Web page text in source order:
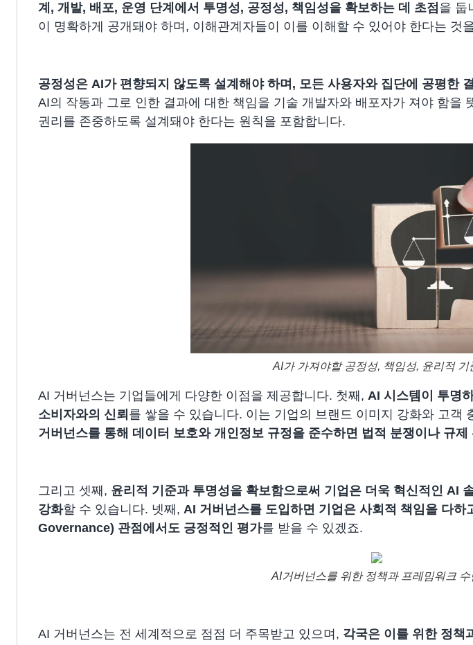
계, 개발, 배포, 운영 단계에서 투명성, 공정성, 책임성을 확보하는 데 초점 을 둡
이 명확하게 공개돼야 하며, 이해관계자들이 이를 이해할 수 있어야 한다는 것
공정성은 AI가 편향되지 않도록 설계해야 하며, 모든 사용자와 집단에 공평한
AI의 작동과 그로 인한 결과에 대한 책임을 기술 개발자와 배포자가 져야 함을
권리를 존중하도록 설계돼야 한다는 원칙을 포함합니다.
AI가 가져야할 공정성, 책임성, 윤리적 기
AI 거버넌스는 기업들에게 다양한 이점을 제공합니다. 첫째, AI 시스템이 투명
소비자와의 신뢰 를 쌓을 수 있습니다. 이는 기업의 브랜드 이미지 강화와 고객
거버넌스를 통해 데이터 보호와 개인정보 규정을 준수하면 법적 분쟁이나 규제
그리고 셋째, 윤리적 기준과 투명성을 확보함으로써 기업은 더욱 혁신적인 AI
강화할 수 있습니다. 넷째, AI 거버넌스를 도입하면 기업은 사회적 책임을 다
Governance) 관점에서도 긍정적인 평가를 받을 수 있겠죠.
AI거버넌스를 위한 정책과 프레밈워크 수
AI 거버넌스는 전 세계적으로 점점 더 주목받고 있으며, 각국은 이를 위한 정책